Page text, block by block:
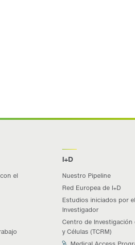
el
I+D
Nuestro Pipeline
Red Europea de I+D
Estudios iniciados por el
Investigador
Centro de Investigación
y Células (TCRM)